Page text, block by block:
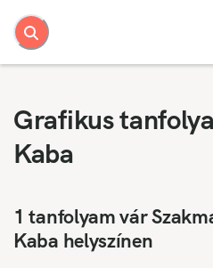
Grafikus
Kaba
1 tanfolyam vár
Kaba helyszínen